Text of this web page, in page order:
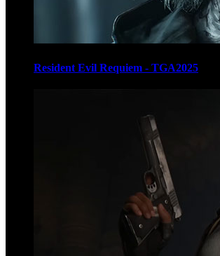
Resident Evil Requiem - TGA2025